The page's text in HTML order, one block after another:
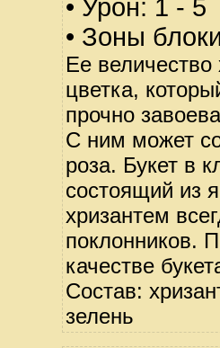
• Урон: 1 - 5
• Зоны
Ее
цветка,
прочно
С ним может
роза. Букет в
состоящий из
хризантем
поклонников.
качестве
Состав:
зелень